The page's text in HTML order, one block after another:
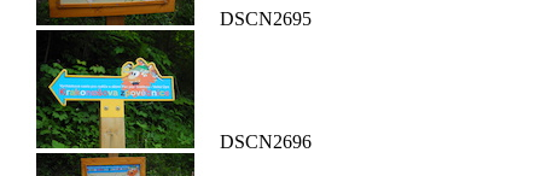
DSCN2695
DSCN2696